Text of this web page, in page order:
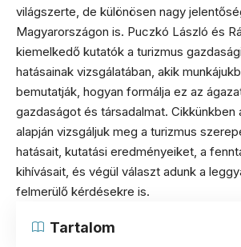
világszerte, de különösen nagy
Magyarországon is. Puczkó László és
kiemelkedő kutatók a turizmus
hatásainak vizsgálatában, akik
bemutatják, hogyan formálja ez az
gazdaságot és társadalmat. Cikkünkben
alapján vizsgáljuk meg a turizmus
hatásait, kutatási eredményeiket, a
kihívásait, és végül választ adunk a
felmerülő kérdésekre is.
Tartalom